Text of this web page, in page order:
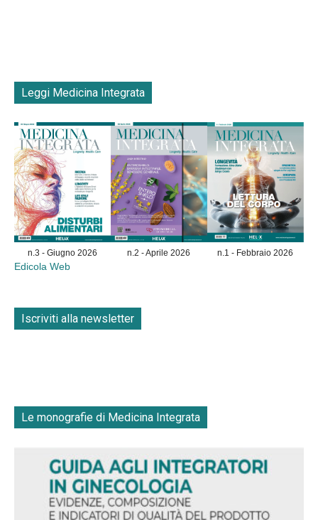
Leggi Medicina Integrata
n.3 - Giugno 2026 n.2 - Aprile 2026 n.1 - Febbraio 2026
Edicola Web
Iscriviti alla newsletter
Le monografie di Medicina Integrata